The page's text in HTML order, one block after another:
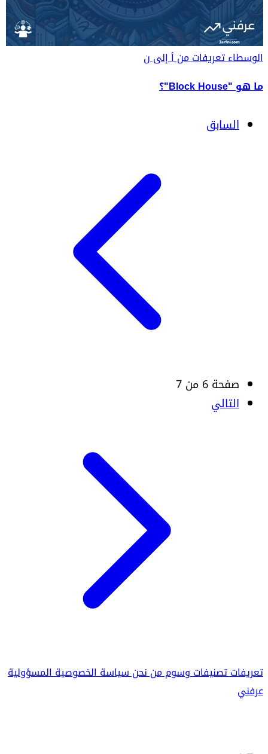
الوسطاءتعريفات من أ إلى ن
ما هو "Block House"؟
السابق
صفحة 6 من 7
التالي
تعريفاتتصنيفاتوسوممن نحنسياسة الخصوصيةالمسؤولية
عرفني